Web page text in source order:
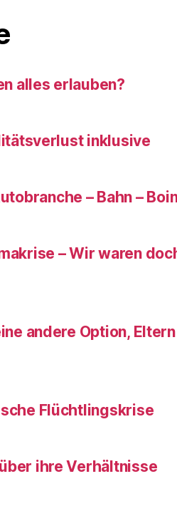
alles erlauben?
inklusive
– Bahn –
– Wir waren
andere Option, Eltern
Flüchtlingskrise
ihre Verhältnisse